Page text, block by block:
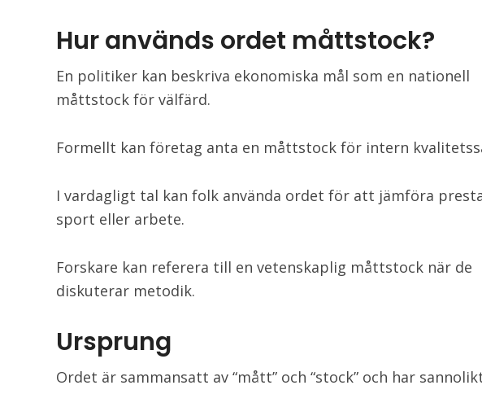
Hur används ordet måttstock?
En politiker kan beskriva ekonomiska mål som en nationell
måttstock för välfärd.
Formellt kan företag anta en måttstock för intern
I vardagligt tal kan folk använda ordet för att jämföra
sport eller arbete.
Forskare kan referera till en vetenskaplig måttstock när de
diskuterar metodik.
Ursprung
Ordet är sammansatt av “mått” och “stock” och har